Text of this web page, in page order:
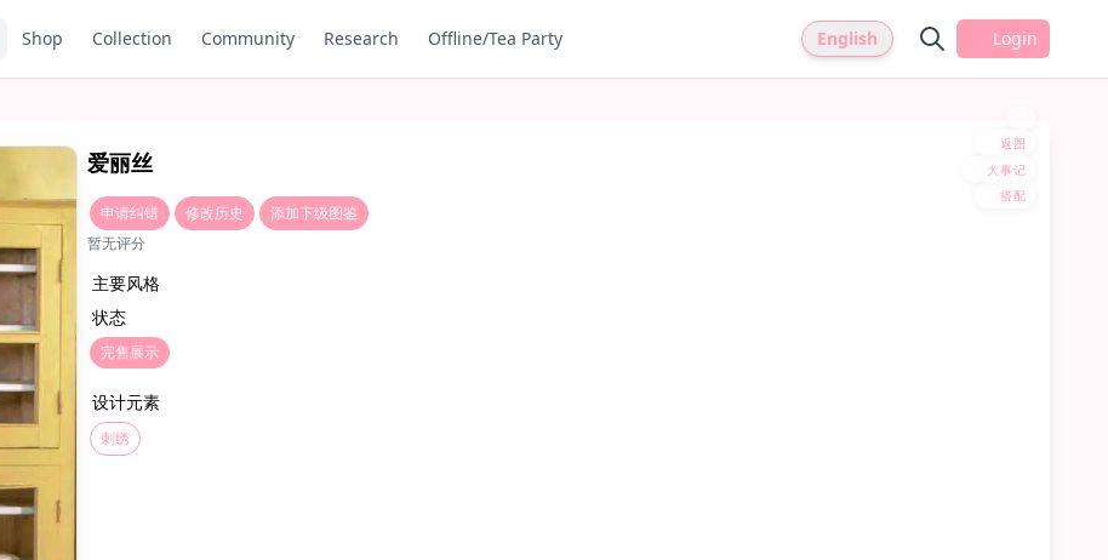
Shop Collection Community Research Offline/Tea Party English Login
返图
大事记
搭配
爱丽丝
申请纠错 修改历史 添加下级图鉴
暂无评分
主要风格
状态
完售展示
设计元素
刺绣